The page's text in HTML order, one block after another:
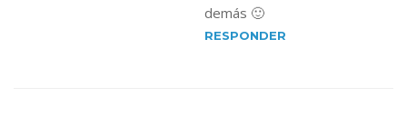
demás 🙂
RESPONDER